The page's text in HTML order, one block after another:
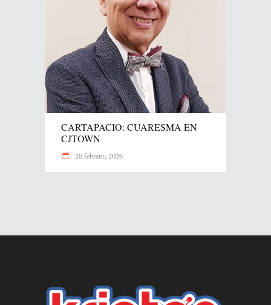
CARTAPACIO: CUARESMA EN
CJTOWN
20 febrero, 2026